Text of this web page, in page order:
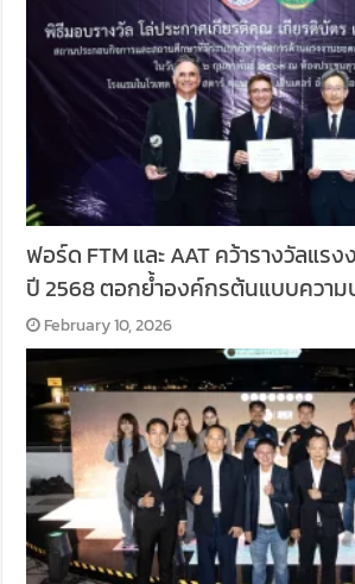
ฟอร์ด FTM และ AAT คว้ารางวัลแรง
ปี 2568 ตอกย้ำองค์กรต้นแบบควา
February 10, 2026